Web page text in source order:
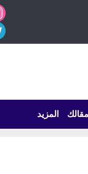
المزيد